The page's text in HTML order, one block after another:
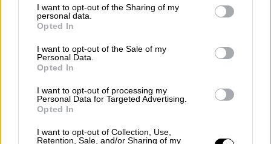
not limited to your visit or usage behaviour. You may click to
grant or deny consent to Google and its third-party tags to
use your data for below specified purposes in below Google
consent section.
I want to opt-out of the Sharing of my
personal data.
Opted In
I want to opt-out of the Sale of my
Personal Data.
Opted In
I want to opt-out of processing my
Personal Data for Targeted Advertising.
Opted In
I want to opt-out of Collection, Use,
Retention, Sale, and/or Sharing of my
Ιστορία|14.10.2021 11:48
μεγάλο κομμάτι από την Ιστορία της
Αγγλίας
16 Οκτωβρίου 1834 και πιάνει φωτιά το
Παλάτι. Ένα μεγάλο κομμάτι της Ιστορίας